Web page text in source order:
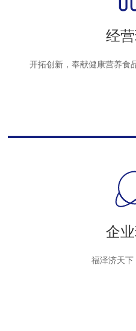
经
开拓创新，奉献健康营养食
企
福泽济天下